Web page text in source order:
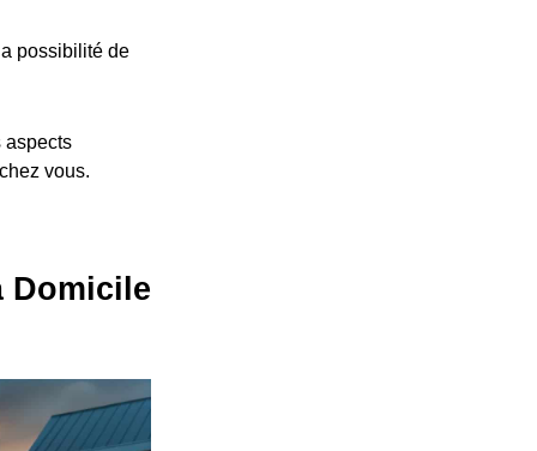
possibilité de
aspects
vous.
Domicile